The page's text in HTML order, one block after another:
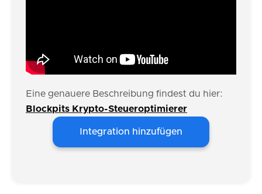
Eine genauere Beschreibung findest du hier:
Blockpits Krypto-Steueroptimierer
Integration hinzufügen